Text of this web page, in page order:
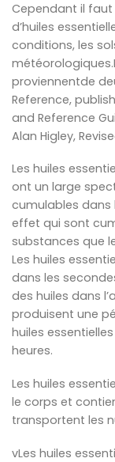
Cependant il faut
d’huiles
conditions, les
proviennentde
Reference,
and Reference
Alan Higley,
Les huiles
ont un large
cumulables dans
effet qui sont
substances que
Les huiles
dans les
des huiles dans
produisent une
huiles
heures.
Les huiles
le corps et
transportent les
vLes huiles